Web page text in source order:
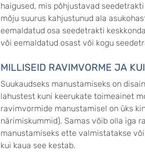
haigused, mis põhjustavad
mõju suurus kahjustunud ala
eemaldatud osa seedetrakti
või eemaldatud osast või kogu
MILLISEID RAVIMVORME JA
Suukaudseks manustamiseks on
lahustest kuni keerukate toimeainet
ravimvormide manustamisel on üks
närimiskummid). Samas võib olla iga
manustamiseks ette valmistatakse
kui kaua see kestab.